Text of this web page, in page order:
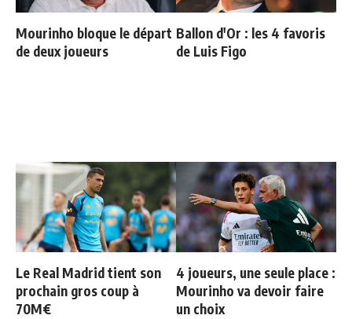
Mourinho bloque le départ
de deux joueurs
Ballon d'Or : les 4 favoris
de Luis Figo
Le Real Madrid tient son
prochain gros coup à
70M€
4 joueurs, une seule place :
Mourinho va devoir faire
un choix